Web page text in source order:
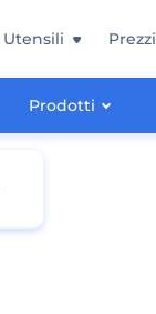
Prodotti
Utensili Prezzi